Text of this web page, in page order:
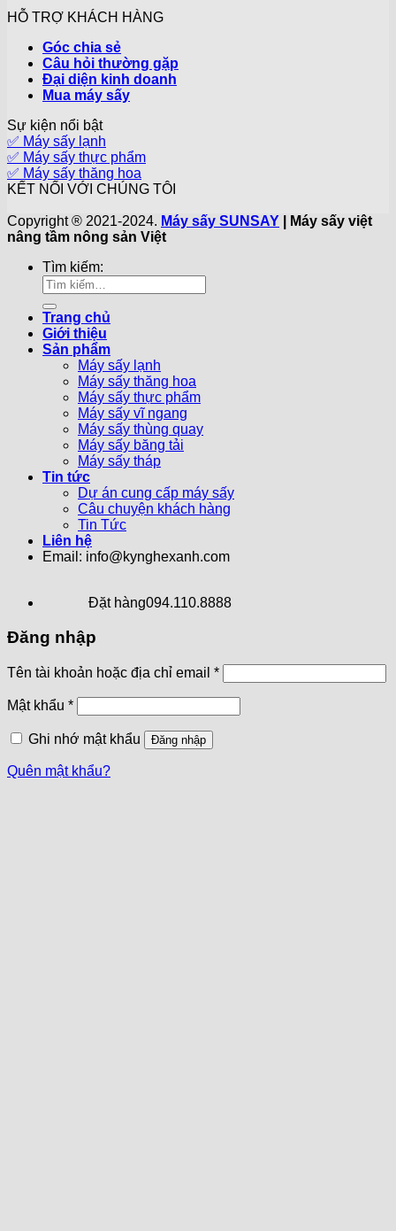
HỖ TRỢ KHÁCH HÀNG
Góc chia sẻ
Câu hỏi thường gặp
Đại diện kinh doanh
Mua máy sấy
Sự kiện nổi bật
✅ Máy sấy lạnh
✅ Máy sấy thực phẩm
✅ Máy sấy thăng hoa
KẾT NỐI VỚI CHÚNG TÔI
Copyright ® 2021-2024. Máy sấy SUNSAY | Máy sấy việt
nâng tầm nông sản Việt
Tìm kiếm:
Trang chủ
Giới thiệu
Sản phẩm
Máy sấy lạnh
Máy sấy thăng hoa
Máy sấy thực phẩm
Máy sấy vĩ ngang
Máy sấy thùng quay
Máy sấy băng tải
Máy sấy tháp
Tin tức
Dự án cung cấp máy sấy
Câu chuyện khách hàng
Tin Tức
Liên hệ
Email: info@kynghexanh.com
Đặt hàng094.110.8888
Đăng nhập
Tên tài khoản hoặc địa chỉ email *
Mật khẩu *
Ghi nhớ mật khẩu Đăng nhập
Quên mật khẩu?